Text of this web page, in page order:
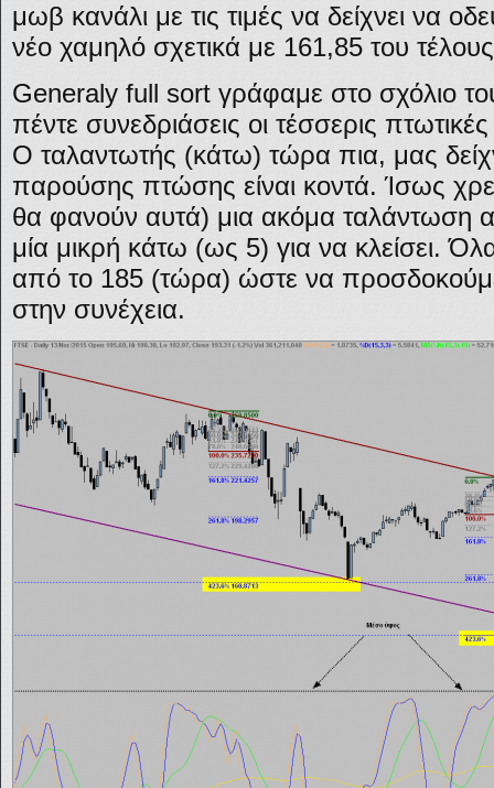
μωβ κανάλι με τις τιμές να δείχνει να
νέο χαμηλό σχετικά με 161,85 του
Generaly full sort γράφαμε στο σχόλιο
πέντε συνεδριάσεις οι τέσσερις
Ο ταλαντωτής (κάτω) τώρα πια, μας
παρούσης πτώσης είναι κοντά. Ίσως
θα φανούν αυτά) μια ακόμα ταλάντωση
μία μικρή κάτω (ως 5) για να κλείσει.
από το 185 (τώρα) ώστε να
στην συνέχεια.